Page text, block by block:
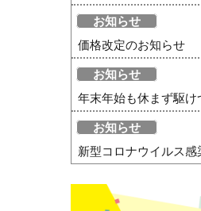
お知らせ
価格改定のお知らせ
お知らせ
年末年始も休まず駆け
お知らせ
新型コロナウイルス感